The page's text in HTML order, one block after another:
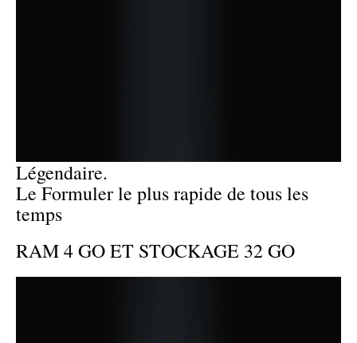
Légendaire.
Le Formuler le plus rapide de tous les
temps
RAM 4 GO ET STOCKAGE 32 GO